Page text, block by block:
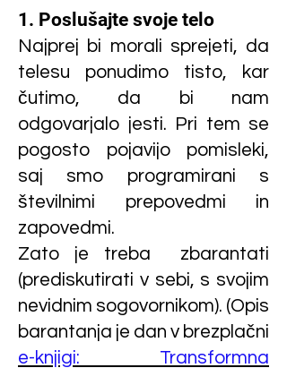
1. Poslušajte svoje telo
Najprej bi morali sprejeti, da
telesu ponudimo tisto, kar
čutimo, da bi nam
odgovarjalo jesti. Pri tem se
pogosto pojavijo pomisleki,
saj smo programirani s
številnimi prepovedmi in
zapovedmi.
Zato je treba zbarantati
(prediskutirati v sebi, s svojim
nevidnim sogovornikom). (Opis
barantanja je dan v brezplačni
e-knjigi: Transformna